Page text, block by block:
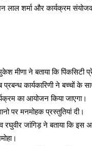
लाल शर्मा और कार्यक्रम
मीणा ने बताया कि
कार्यकारिणी ने बच्चों के
का आयोजन किया जाएगा।
पर मनमोहक प्रस्तुतियां दी।
रघुवीर जांगिड़ ने बताया कि